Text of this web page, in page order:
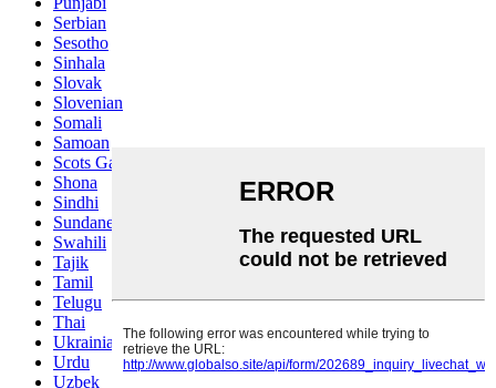
Serbian
Sesotho
Sinhala
Slovak
Slovenian
Somali
Samoan
Scots Gaelic
Shona
Sindhi
Sundanese
Swahili
Tajik
Tamil
Telugu
Thai
Ukrainian
Urdu
Uzbek